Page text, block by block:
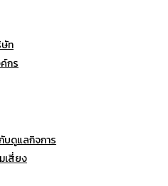
ท
กร
บดูแลกิจการ
เสี่ยง